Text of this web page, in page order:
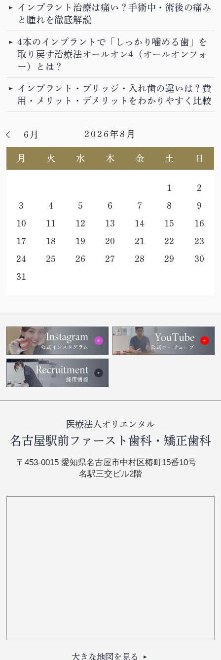
インプラント治療は痛い？手術中・術後の痛み
と腫れを徹底解説
4本のインプラントで「しっかり噛める歯」を
取り戻す治療法オールオン4（オールオンフォ
ー）とは？
インプラント・ブリッジ・入れ歯の違いは？費
用・メリット・デメリットをわかりやすく比較
2026年8月
月 火 水 木 金 土 日
6月
1
2
3
4 5 6 7 8
9
10
11 12 13 14 15
16
17
18 19 20 21 22
23
24
25 26 27 28 29
30
31
医療法人オリエンタル
名古屋駅前ファースト歯科・矯正歯科
〒453-0015 愛知県名古屋市中村区椿町15番10号
名駅三交ビル2階
大きな地図を見る